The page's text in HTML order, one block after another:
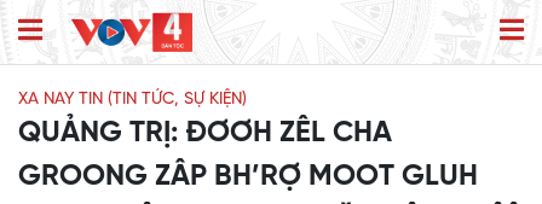
XA NAY TIN (TIN TỨC, SỰ KIỆN)
QUẢNG TRỊ: ĐƠƠH ZÊL CHA
GROONG ZÂP BH’RỢ MOOT GLUH